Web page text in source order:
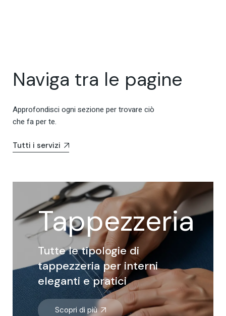
Naviga tra le pagine
Approfondisci ogni sezione per trovare ciò
che fa per te.
Tutti i servizi
Tappezzeria
Tutte le tipologie di
tappezzeria per interni
eleganti e pratici
Scopri di più